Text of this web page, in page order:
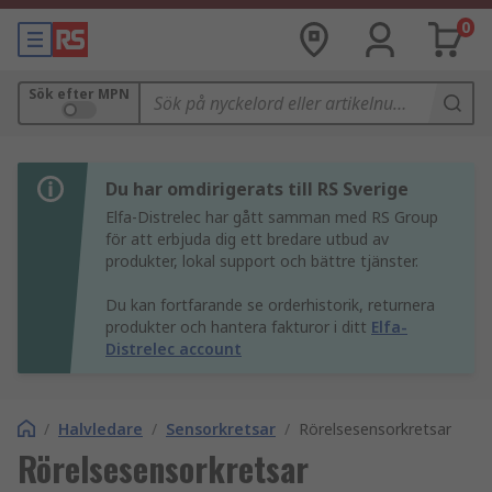
0
Sök efter MPN
Du har omdirigerats till RS Sverige
Elfa-Distrelec har gått samman med RS Group
för att erbjuda dig ett bredare utbud av
produkter, lokal support och bättre tjänster.
Du kan fortfarande se orderhistorik, returnera
produkter och hantera fakturor i ditt Elfa-
Distrelec account
/ Halvledare / Sensorkretsar / Rörelsesensorkretsar
Rörelsesensorkretsar